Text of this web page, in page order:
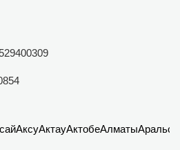
АксуАктауАктобеАлматыАральск